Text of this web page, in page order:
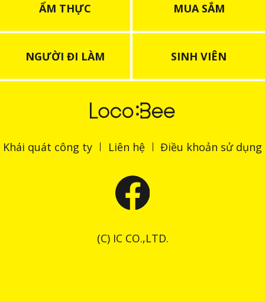
ẨM THỰC MUA SẮM
NGƯỜI ĐI LÀM SINH VIÊN
Khái quát công ty Liên hệ Điều khoản sử dụng
(C) IC CO.,LTD.